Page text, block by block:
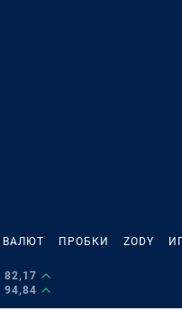
ВАЛЮТ ПРОБКИ ZODY
82,17
94,84